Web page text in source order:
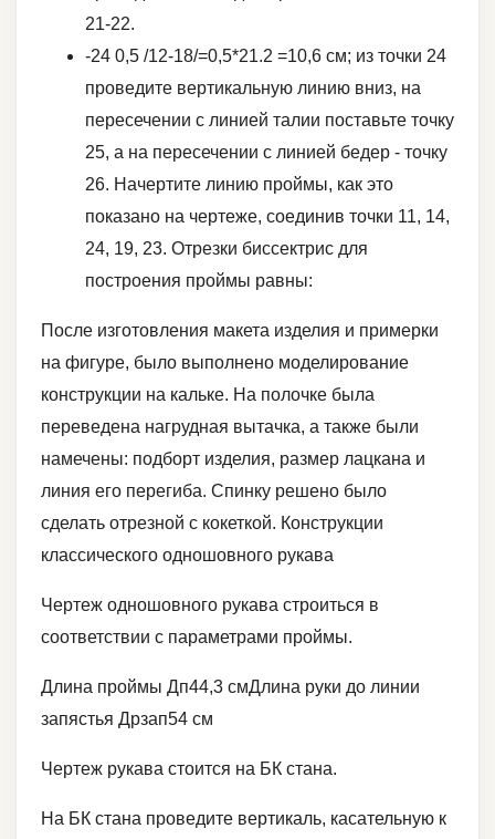
21-22.
-24 0,5 /12-18/=0,5*21.2 =10,6 см; из точки 24
проведите вертикальную линию вниз, на
пересечении с линией талии поставьте точку
25, а на пересечении с линией бедер - точку
26. Начертите линию проймы, как это
показано на чертеже, соединив точки 11, 14,
24, 19, 23. Отрезки биссектрис для
построения проймы равны:
После изготовления макета изделия и примерки
на фигуре, было выполнено моделирование
конструкции на кальке. На полочке была
переведена нагрудная вытачка, а также были
намечены: подборт изделия, размер лацкана и
линия его перегиба. Спинку решено было
сделать отрезной с кокеткой. Конструкции
классического одношовного рукава
Чертеж одношовного рукава строиться в
соответствии с параметрами проймы.
Длина проймы Дп44,3 смДлина руки до линии
запястья Дрзап54 см
Чертеж рукава стоится на БК стана.
На БК стана проведите вертикаль, касательную к